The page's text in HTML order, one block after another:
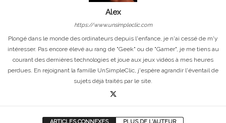
Alex
https://www.unsimpleclic.com
Plongé dans le monde des ordinateurs depuis l'enfance, je n'ai cessé de m'y
intéresser. Pas encore élevé au rang de "Geek" ou de "Gamer", je me tiens au
courant des dernières technologies et joue aux jeux vidéos à mes heures
perdues. En rejoignant la famille UnSimpleClic, j'espère agrandir l'éventail de
sujets déjà traités par le site.
ARTICLES CONNEXES PLUS DE L'AUTEUR